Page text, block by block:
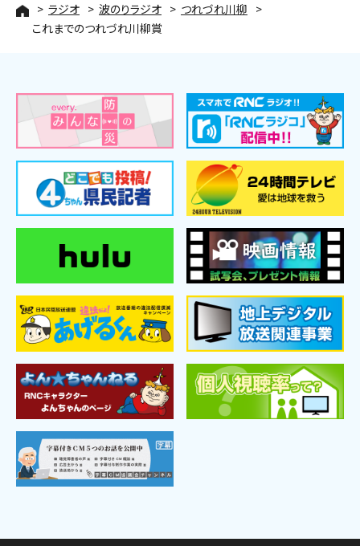
ラジオ 波のりラジオ
つれづれ川柳
これまでのつれづれ川柳賞